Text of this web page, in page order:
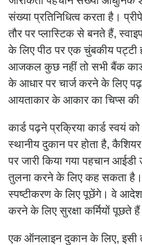
संख्या प्रतिनिधित्व करता है।
तौर पर प्लास्टिक से बनते हैं,
के लिए पीठ पर एक चुंबकीय पट्टी
आजकल कुछ नहीं तो सभी बैंक
के आधार पर चार्ज करने के लिए
आयताकार के आकार का चिप्स की
कार्ड पढ़ने प्रक्रिया कार्ड स्वयं
स्थानीय दुकान पर होता है,
पर जारी किया गया पहचान
तुलना करने के लिए कह सकता
स्पष्टीकरण के लिए पूछेंगे। वे
करने के लिए सुरक्षा कर्मियों पूछते
एक ऑनलाइन दुकान के लिए, इसी